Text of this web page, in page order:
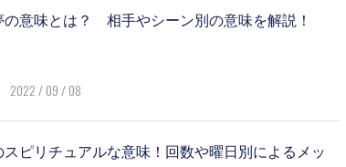
の意味とは？ 相手やシーン別の意味を解説！
2022 / 09 / 08
スピリチュアルな意味！回数や曜日別によるメッ